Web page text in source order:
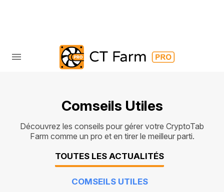
Comseils Utiles
Découvrez les conseils pour gérer votre CryptoTab
Farm comme un pro et en tirer le meilleur parti.
TOUTES LES ACTUALITÉS
COMSEILS UTILES